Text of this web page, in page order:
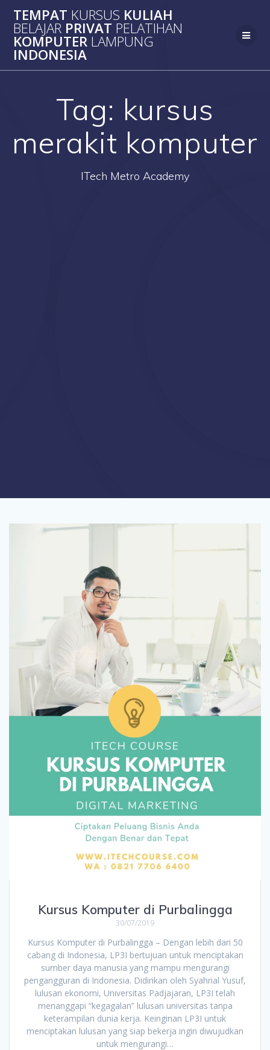
to
content
TEMPAT KURSUS KULIAH
BELAJAR PRIVAT PELATIHAN
KOMPUTER LAMPUNG
INDONESIA
Tag: kursus
merakit komputer
ITech Metro Academy
Kursus Komputer di Purbalingga
30/07/2019
Kursus Komputer di Purbalingga – Dengan lebih dari 50
cabang di Indonesia, LP3I bertujuan untuk menciptakan
sumber daya manusia yang mampu mengurangi
pengangguran di Indonesia. Didirikan oleh Syahrial Yusuf,
lulusan ekonomi, Universitas Padjajaran, LP3I telah
menanggapi “kegagalan” lulusan universitas tanpa
keterampilan dunia kerja. Keinginan LP3I untuk
menciptakan lulusan yang siap bekerja ingin diwujudkan
untuk mengurangi…